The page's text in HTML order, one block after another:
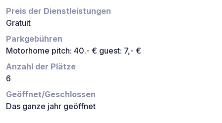
Preis der Dienstleistungen
Gratuit
Parkgebühren
Motorhome pitch: 40.- € guest: 7,- €
Anzahl der Plätze
6
Geöffnet/Geschlossen
Das ganze jahr geöffnet